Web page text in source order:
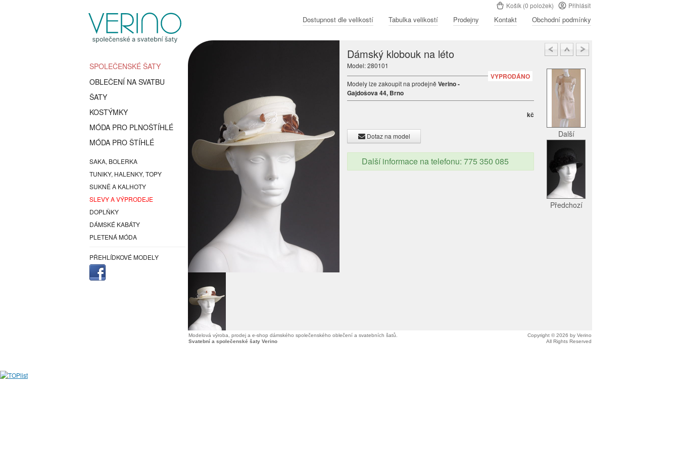
Dámský klobouk na léto
Model: 280101
VYPRODÁNO
Modely lze zakoupit na prodejně Verino -
Gajdošova 44, Brno
kč
Dotaz na model
Další informace na telefonu: 775 350 085
Další
Předchozí
Copyright © 2026 by Verino
All Rights Reserved
Modelová výroba, prodej a e-shop dámského společenského oblečení a svatebních šatů.
Svatební a společenské šaty Verino
SPOLEČENSKÉ ŠATY
OBLEČENÍ NA SVATBU
ŠATY
KOSTÝMKY
MÓDA PRO PLNOŠTÍHLÉ
MÓDA PRO ŠTÍHLÉ
SAKA, BOLERKA
TUNIKY, HALENKY, TOPY
SUKNĚ A KALHOTY
SLEVY A VÝPRODEJE
DOPLŇKY
DÁMSKÉ KABÁTY
PLETENÁ MÓDA
PŘEHLÍDKOVÉ MODELY
Košík (0 položek) Přihlásit
Obchodní podmínky
Kontakt
Prodejny
Tabulka velikostí
Dostupnost dle velikostí